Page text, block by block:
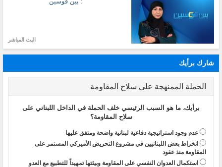
البث المباشر
شارك برأيك
الحملة الممنهجة على سلاح المقاومة
برأيك، ما هو السبب الرئيسي خلف الحملة في الداخل اللبناني على
سلاح المقاومة؟
عدم وجود استراتيجية دفاعية لبنانية واضحة ومتفق عليها
انخراط بعض اللبنانيين في مشروع التحريض الأميركي المستمر على
المقاومة منذ عقود
استكمال العدوان النفسي على المقاومة وبيئتها تمهيداً للتطبيع مع العدو